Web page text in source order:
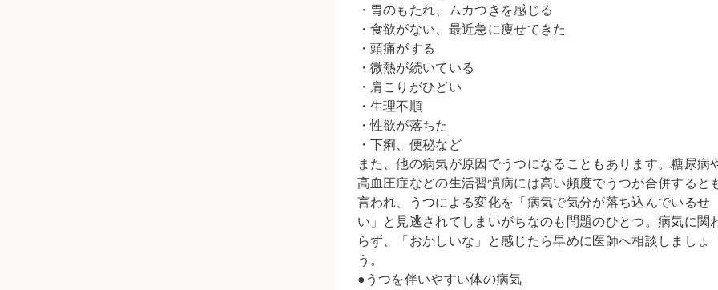
・胃のもたれ、ムカつきを感じる
・食欲がない、最近急に痩せてきた
・頭痛がする
・微熱が続いている
・肩こりがひどい
・生理不順
・性欲が落ちた
・下痢、便秘など
また、他の病気が原因でうつになることもあります。糖尿病
高血圧症などの生活習慣病には高い頻度でうつが合併すると
言われ、うつによる変化を「病気で気分が落ち込んでいるせ
い」と見逃されてしまいがちなのも問題のひとつ。病気に関
らず、「おかしいな」と感じたら早めに医師へ相談しましょ
う。
●うつを伴いやすい体の病気